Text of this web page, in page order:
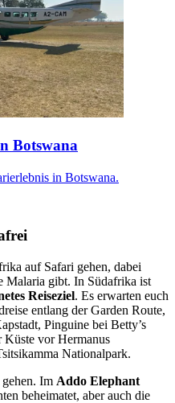
Botswana
in Botswana.
auf Safari gehen, dabei
Malaria gibt. In Südafrika ist
Reiseziel. Es erwarten euch
entlang der Garden Route,
Pinguine bei Betty’s
Küste vor Hermanus
Nationalpark.
Im Addo Elephant
beheimatet, aber auch die